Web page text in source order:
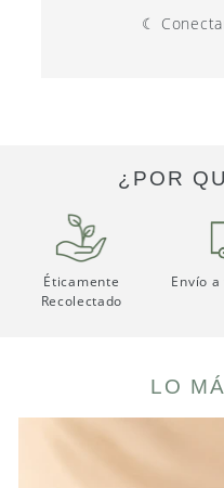
☾
¿POR
Éticamente
Recolectado
Envío
LO